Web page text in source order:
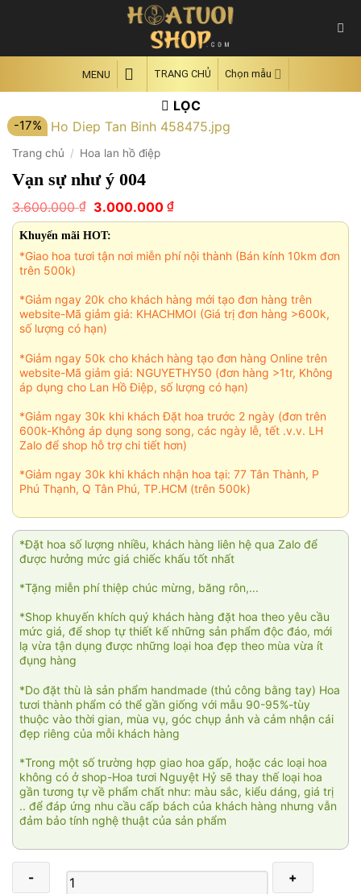
MENU TRANG CHỦ Chọn mẫu
LỌC
-17%
Trang chủ / Hoa lan hồ điệp
Vạn sự như ý 004
3.600.000₫ Giá
gốc
là:
3.600.000 ₫.
3.000.000 ₫Giá
hiện
3.000.000 ₫.
Khuyến mãi HOT:
*Giao hoa tươi tận nơi miễn phí nội thành (Bán kính 10km đơn
trên 500k)
*Giảm ngay 20k cho khách hàng mới tạo đơn hàng trên
website-Mã giảm giá: KHACHMOI (Giá trị đơn hàng >600k,
số lượng có hạn)
*Giảm ngay 50k cho khách hàng tạo đơn hàng Online trên
website-Mã giảm giá: NGUYETHY50 (đơn hàng >1tr, Không
áp dụng cho Lan Hồ Điệp, số lượng có hạn)
*Giảm ngay 30k khi khách Đặt hoa trước 2 ngày (đơn trên
600k-Không áp dụng song song, các ngày lễ, tết .v.v. LH
Zalo để shop hỗ trợ chi tiết hơn)
*Giảm ngay 30k khi khách nhận hoa tại: 77 Tân Thành, P
Phú Thạnh, Q Tân Phú, TP.HCM (trên 500k)
*Đặt hoa số lượng nhiều, khách hàng liên hệ qua Zalo để
được hưởng mức giá chiếc khấu tốt nhất
*Tặng miễn phí thiệp chúc mừng, băng rôn,...
*Shop khuyến khích quý khách hàng đặt hoa theo yêu cầu
mức giá, để shop tự thiết kế những sản phẩm độc đáo, mới
lạ vừa tận dụng được những loại hoa đẹp theo mùa vừa ít
đụng hàng
*Do đặt thù là sản phẩm handmade (thủ công bằng tay) Hoa
tươi thành phẩm có thể gần giống với mẫu 90-95%-tùy
thuộc vào thời gian, mùa vụ, góc chụp ảnh và cảm nhận cái
đẹp riêng của mỗi khách hàng
*Trong một số trường hợp giao hoa gấp, hoặc các loại hoa
không có ở shop-Hoa tươi Nguyệt Hỷ sẽ thay thế loại hoa
gần tương tự về phẩm chất như: màu sắc, kiểu dáng, giá trị
.. để đáp ứng nhu cầu cấp bách của khách hàng nhưng vẫn
đảm bảo tính nghệ thuật của sản phẩm